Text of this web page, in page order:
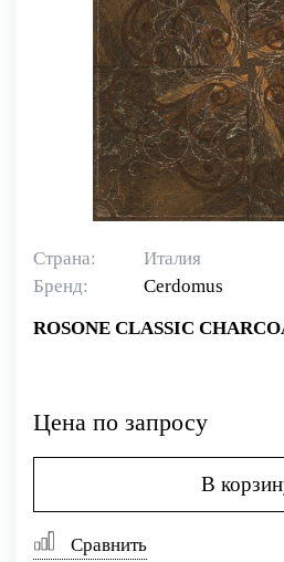
Страна:
Италия
Бренд:
Cerdomus
ROSONE CLASSIC
Цена по запросу
В
Сравнить